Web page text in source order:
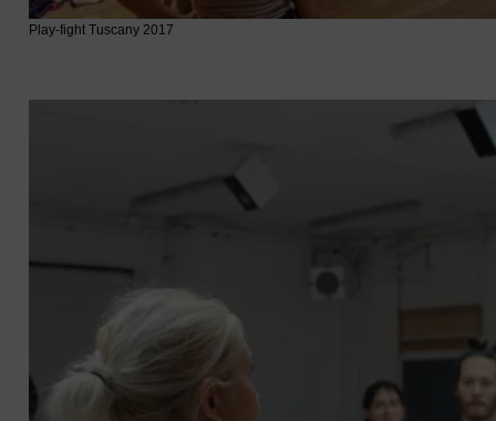
Play-fight Tuscany 2017